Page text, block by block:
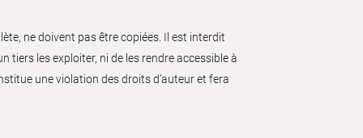
ne doivent pas être copiées. Il est interdit
tiers les exploiter, ni de les rendre accessible à
une violation des droits d’auteur et fera